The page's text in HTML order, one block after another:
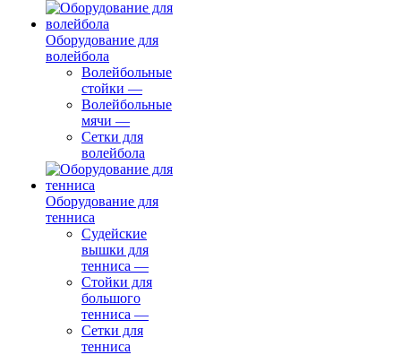
Оборудование для
волейбола
Волейбольные
стойки —
Волейбольные
мячи —
Сетки для
волейбола
Оборудование для
тенниса
Судейские
вышки для
тенниса —
Стойки для
большого
тенниса —
Сетки для
тенниса